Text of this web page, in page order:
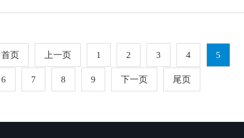
首页 上一页 1 2 3 4 5
6 7 8 9 下一页 尾页